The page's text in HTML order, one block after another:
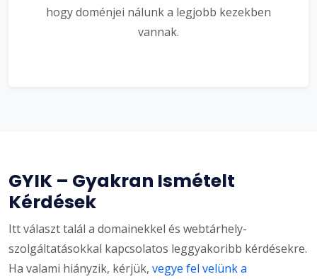
hogy doménjei nálunk a legjobb kezekben
vannak.
GYIK – Gyakran Ismételt
Kérdések
Itt választ talál a domainekkel és webtárhely-
szolgáltatásokkal kapcsolatos leggyakoribb kérdésekre.
Ha valami hiányzik, kérjük, vegye fel velünk a